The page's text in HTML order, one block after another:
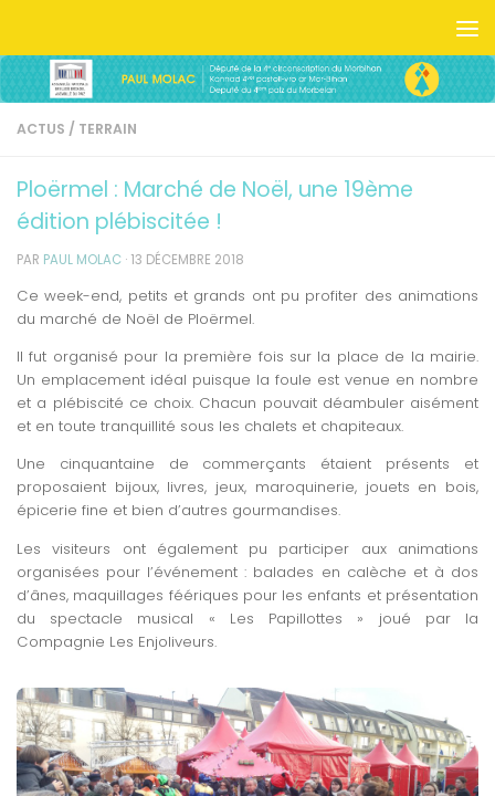
ACTUS / TERRAIN
Ploërmel : Marché de Noël, une 19ème
édition plébiscitée !
PAR PAUL MOLAC · 13 DÉCEMBRE 2018
Ce week-end, petits et grands ont pu profiter des animations
du marché de Noël de Ploërmel.
Il fut organisé pour la première fois sur la place de la mairie.
Un emplacement idéal puisque la foule est venue en nombre
et a plébiscité ce choix. Chacun pouvait déambuler aisément
et en toute tranquillité sous les chalets et chapiteaux.
Une cinquantaine de commerçants étaient présents et
proposaient bijoux, livres, jeux, maroquinerie, jouets en bois,
épicerie fine et bien d’autres gourmandises.
Les visiteurs ont également pu participer aux animations
organisées pour l’événement : balades en calèche et à dos
d’ânes, maquillages féériques pour les enfants et présentation
du spectacle musical « Les Papillottes » joué par la
Compagnie Les Enjoliveurs.